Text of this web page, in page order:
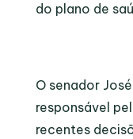
do plano de
O senador
responsável
recentes